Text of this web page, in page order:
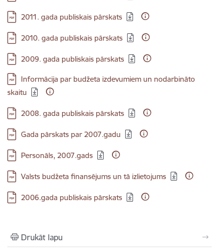
Lejupielādēt:
2011. gada publiskais pārskats
Lejupielādēt:
2010. gada publiskais pārskats
Lejupielādēt:
2009. gada publiskais pārskats
Lejupielādēt:
Informācija par budžeta izdevumiem un nodarbināto
skaitu
Lejupielādēt:
2008. gada publiskais pārskats
Lejupielādēt:
Gada pārskats par 2007.gadu
Lejupielādēt:
Personāls, 2007.gads
Lejupielādēt:
Valsts budžeta finansējums un tā izlietojums
Lejupielādēt:
2006.gada publiskais pārskats
Drukāt lapu